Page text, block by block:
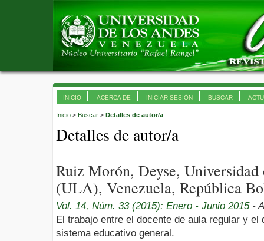
INICIO ACERCA DE INICIAR SESIÓN BUSCAR
Inicio > Buscar > Detalles de autor/a
Detalles de autor/a
Ruiz Morón, Deyse, Universidad
(ULA), Venezuela, República
Vol. 14, Núm. 33 (2015): Enero - Junio 2015-
El trabajo entre el docente de aula regular y el
sistema educativo general.